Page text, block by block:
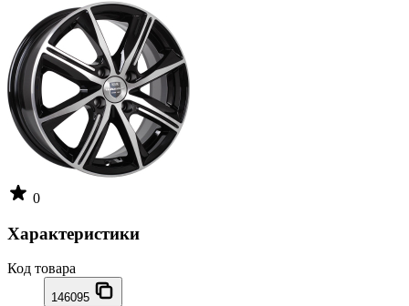
0
Характеристики
Код товара
146095